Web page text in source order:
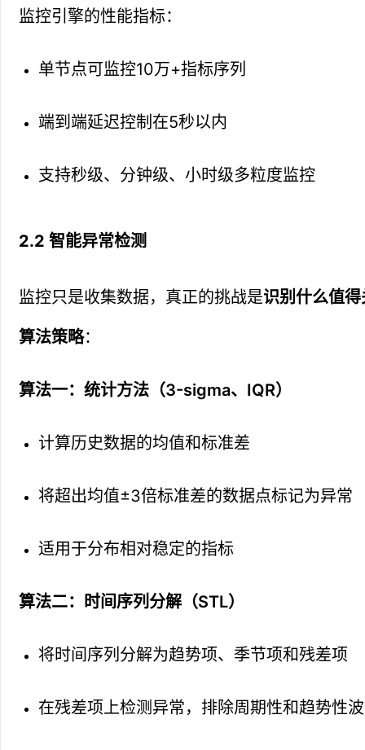
监控引擎的性能指标：
单节点可监控10万+指标序列
端到端延迟控制在5秒以内
支持秒级、分钟级、小时级多粒度监控
2.2 智能异常检测
监控只是收集数据，真正的挑战是识别什么值
算法策略：
算法一：统计方法（3-sigma、IQR）
计算历史数据的均值和标准差
将超出均值±3倍标准差的数据点标记为异常
适用于分布相对稳定的指标
算法二：时间序列分解（STL）
将时间序列分解为趋势项、季节项和残差项
在残差项上检测异常，排除周期性和趋势性